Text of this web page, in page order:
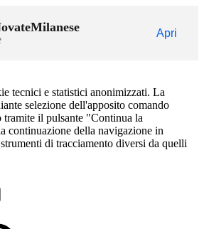
Apri
tecnici e statistici anonimizzati. La
selezione dell'apposito comando
il pulsante "Continua la
continuazione della navigazione in
di tracciamento diversi da quelli